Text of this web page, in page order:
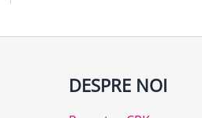
DESPRE NOI